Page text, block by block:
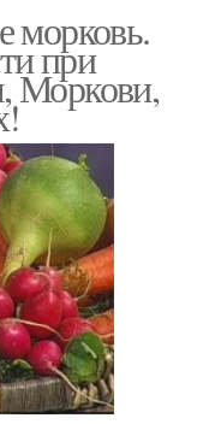
морковь.
при
Моркови,